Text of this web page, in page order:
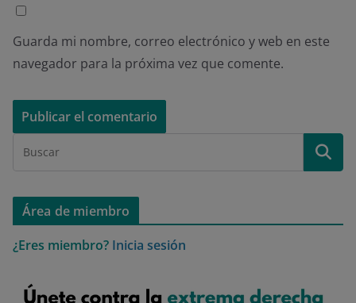
Guarda mi nombre, correo electrónico y web en este
navegador para la próxima vez que comente.
Área de miembro
¿Eres miembro? Inicia sesión